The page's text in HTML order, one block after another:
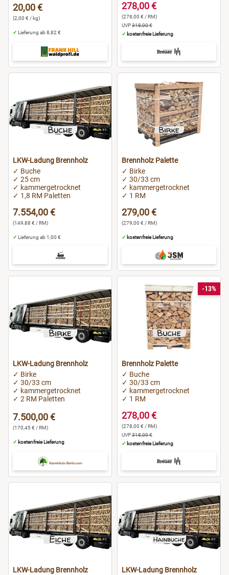
20,00 €
(2,00 € / kg)
✓ Lieferung ab 8,82 €
278,00 €
(278,00 € / RM)
UVP318,00 €
✓ kostenfreie Lieferung
LKW-Ladung Brennholz
✓ Buche
✓ 25 cm
✓ kammergetrocknet
✓ 1,8 RM Paletten
7.554,00 €
(149,88 € / RM)
✓ Lieferung ab 1,00 €
Brennholz Palette
✓ Birke
✓ 30/33 cm
✓ kammergetrocknet
✓ 1 RM
279,00 €
(279,00 € / RM)
✓ kostenfreie Lieferung
LKW-Ladung Brennholz
✓ Birke
✓ 30/33 cm
✓ kammergetrocknet
✓ 2 RM Paletten
7.500,00 €
(170,45 € / RM)
✓ kostenfreie Lieferung
-13%
Brennholz Palette
✓ Buche
✓ 30/33 cm
✓ kammergetrocknet
✓ 1 RM
278,00 €
(278,00 € / RM)
UVP318,00 €
✓ kostenfreie Lieferung
LKW-Ladung Brennholz LKW-Ladung Brennholz